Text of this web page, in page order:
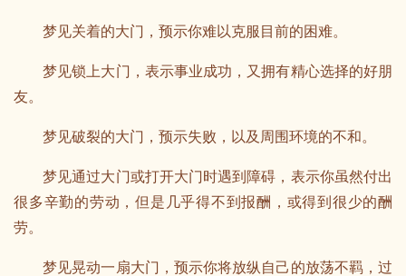
梦见关着的大门，预示你难以克服目前的困难。
梦见锁上大门，表示事业成功，又拥有精心选择的好朋
友。
梦见破裂的大门，预示失败，以及周围环境的不和。
梦见通过大门或打开大门时遇到障碍，表示你虽然付出
很多辛勤的劳动，但是几乎得不到报酬，或得到很少的酬
劳。
梦见晃动一扇大门，预示你将放纵自己的放荡不羁，过